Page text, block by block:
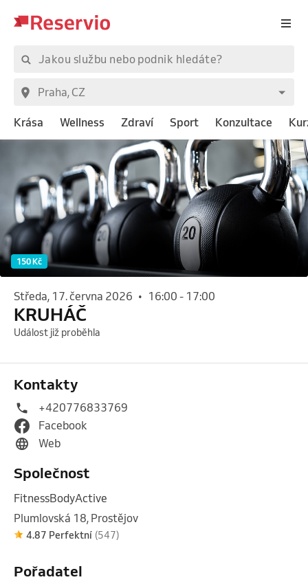
Krása Wellness Zdraví Sport Konzultace
150 Kč
středa, 17. června 2026 • 16:00 - 17:00
KRUHÁČ
Událost již proběhla
Kontakty
+420776833769
Facebook
Web
Společnost
FitnessBodyActive
Plumlovská 18, Prostějov
4.87 Perfektní (547)
Pořadatel